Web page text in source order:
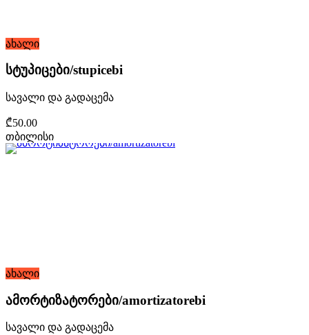
ახალი
სტუპიცები/stupicebi
სავალი და გადაცემა
₾50.00
თბილისი
ახალი
ამორტიზატორები/amortizatorebi
სავალი და გადაცემა